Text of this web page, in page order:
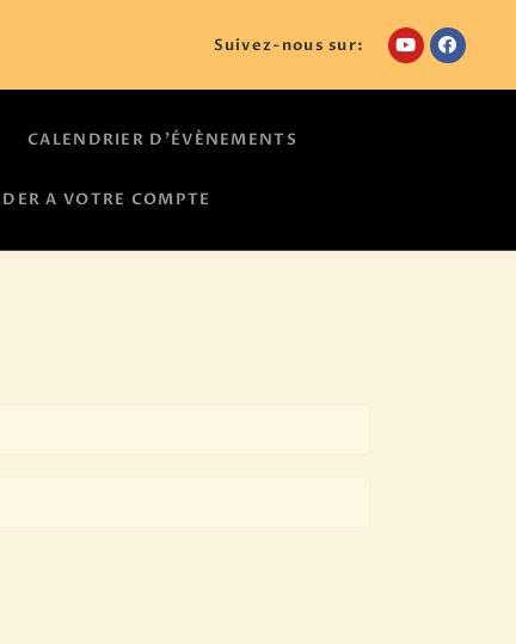
Suivez-nous sur:
CALENDRIER D’ÉVÈNEMENTS
A VOTRE COMPTE